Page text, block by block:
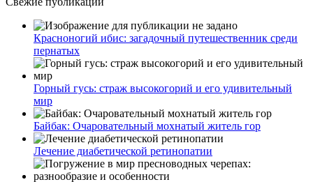
Красноногий ибис: загадочный путешественник среди
пернатых
Горный гусь: страж высокогорий и его удивительный
мир
Байбак: Очаровательный мохнатый житель гор
Лечение диабетической ретинопатии